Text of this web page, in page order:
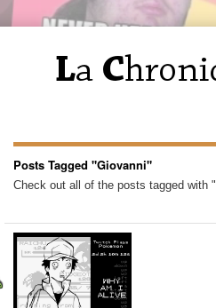
Posts Tagged "Giovanni"
Check out all of the posts tagged with